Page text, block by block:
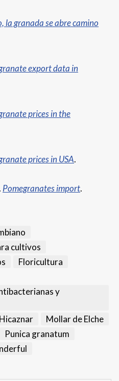
la granada se abre camino
export data in
prices in the
prices in USA.
Pomegranates import.
cultivos
Floricultura
y
Hicaznar
Mollar de Elche
Punica granatum